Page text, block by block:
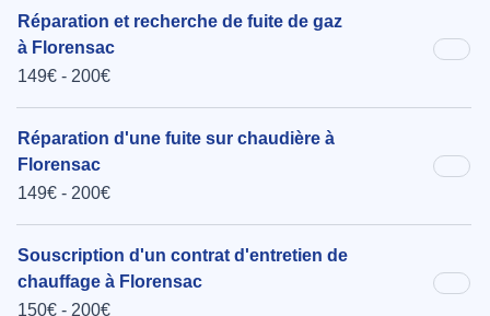
Réparation et recherche de fuite de gaz
à Florensac
149€ - 200€
Réparation d'une fuite sur chaudière à
Florensac
149€ - 200€
Souscription d'un contrat d'entretien de
chauffage à Florensac
150€ - 200€